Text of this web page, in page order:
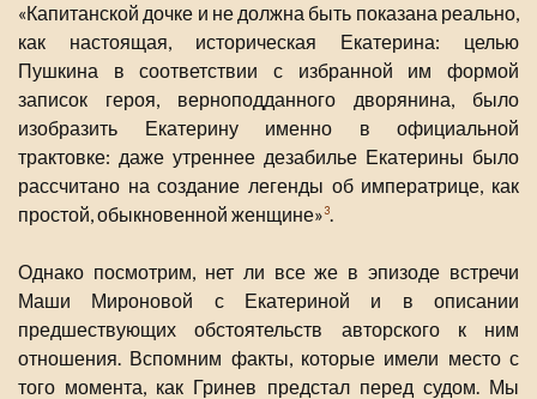
«Капитанской дочке и не должна быть показана реально,
как настоящая, историческая Екатерина: целью
Пушкина в соответствии с избранной им формой
записок героя, верноподданного дворянина, было
изобразить Екатерину именно в официальной
трактовке: даже утреннее дезабилье Екатерины было
рассчитано на создание легенды об императрице, как
простой, обыкновенной женщине»3.
Однако посмотрим, нет ли все же в эпизоде встречи
Маши Мироновой с Екатериной и в описании
предшествующих обстоятельств авторского к ним
отношения. Вспомним факты, которые имели место с
того момента, как Гринев предстал перед судом. Мы